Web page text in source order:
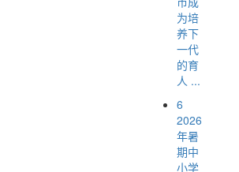
为培
养下
一代
的育
人 ...
6
2026
年暑
期中
小学